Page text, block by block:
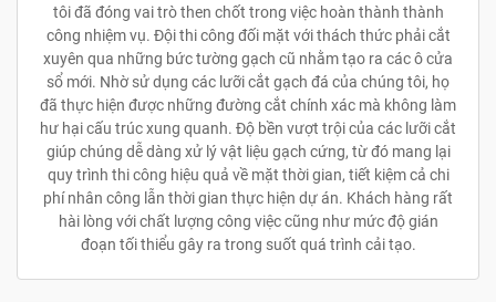
tôi đã đóng vai trò then chốt trong việc hoàn thành thành
công nhiệm vụ. Đội thi công đối mặt với thách thức phải cắt
xuyên qua những bức tường gạch cũ nhằm tạo ra các ô cửa
sổ mới. Nhờ sử dụng các lưỡi cắt gạch đá của chúng tôi, họ
đã thực hiện được những đường cắt chính xác mà không làm
hư hại cấu trúc xung quanh. Độ bền vượt trội của các lưỡi cắt
giúp chúng dễ dàng xử lý vật liệu gạch cứng, từ đó mang lại
quy trình thi công hiệu quả về mặt thời gian, tiết kiệm cả chi
phí nhân công lẫn thời gian thực hiện dự án. Khách hàng rất
hài lòng với chất lượng công việc cũng như mức độ gián
đoạn tối thiểu gây ra trong suốt quá trình cải tạo.